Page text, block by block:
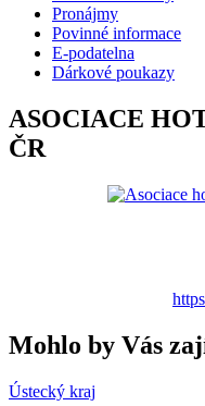
Pronájmy
Povinné informace
E-podatelna
Dárkové poukazy
ASOCIACE
ČR
Mohlo by Vás
Ústecký kraj